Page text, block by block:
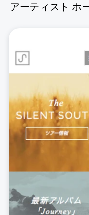
アーティスト ホ